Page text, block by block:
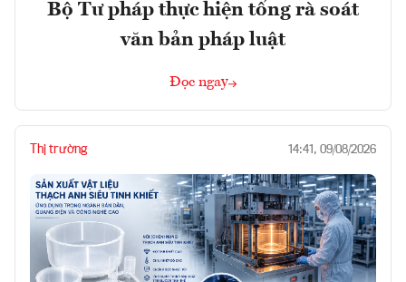
Bộ Tư pháp thực hiện tổng rà soát
văn bản pháp luật
Đọc ngay
Thị trường 14:41, 09/08/2026